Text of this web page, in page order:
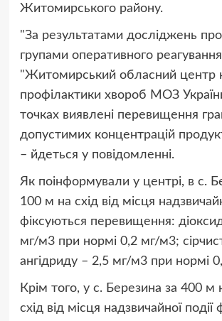
Житомирського району.
"За результатами досліджень
групами оперативного
"Житомирський обласний центр
профілактики хвороб МОЗ
точках виявлені перевищення
допустимих концентрацій
– йдеться у повідомленні.
Як поінформували у центрі, в с.
100 м на схід від місця
фіксуються перевищення:
мг/м3 при нормі 0,2 мг/м3;
ангідриду – 2,5 мг/м3 при нормі
Крім того, у с. Березина за 400 м
схід від місця надзвичайної події